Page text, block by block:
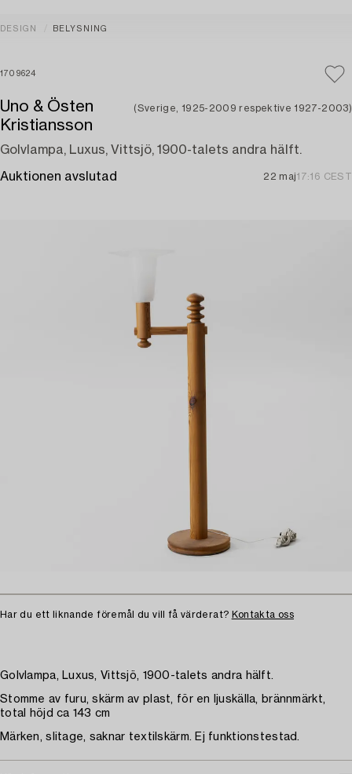
DESIGN BELYSNING
1709624
Uno & Östen
Kristiansson
(Sverige, 1925-2009 respektive 1927-2003)
Golvlampa, Luxus, Vittsjö, 1900-talets andra hälft.
Auktionen avslutad 22 maj17:16 CEST
Har du ett liknande föremål du vill få värderat? Kontakta oss
Golvlampa, Luxus, Vittsjö, 1900-talets andra hälft.
Stomme av furu, skärm av plast, för en ljuskälla, brännmärkt,
total höjd ca 143 cm
Märken, slitage, saknar textilskärm. Ej funktionstestad.